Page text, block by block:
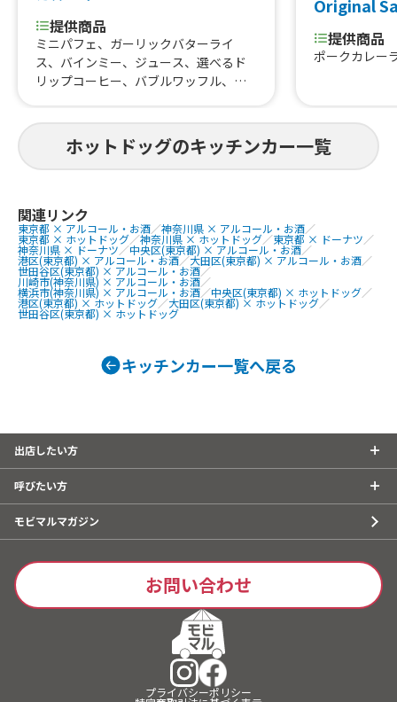
提供商品
ミニパフェ、ガーリックバターライ
ス、バインミー、ジュース、選べるド
リップコーヒー、バブルワッフル、デ
ベビーカステラ、ホットドック、ホッ
トサンド
Original
提供商品
ポークカレー
ホットドッグのキッチンカー一覧
関連リンク
東京都 × アルコール・お酒／神奈川県 × アルコール・お酒／
東京都 × ホットドッグ／神奈川県 × ホットドッグ／東京都 × ドーナツ／
神奈川県 × ドーナツ／中央区(東京都) × アルコール・お酒／
港区(東京都) × アルコール・お酒／大田区(東京都) × アルコール・お酒／
世田谷区(東京都) × アルコール・お酒／
川崎市(神奈川県) × アルコール・お酒／
横浜市(神奈川県) × アルコール・お酒／中央区(東京都) × ホットドッグ／
港区(東京都) × ホットドッグ／大田区(東京都) × ホットドッグ／
世田谷区(東京都) × ホットドッグ
キッチンカー一覧へ戻る
出店したい方
呼びたい方
モビマルマガジン
お問い合わせ
プライバシーポリシー